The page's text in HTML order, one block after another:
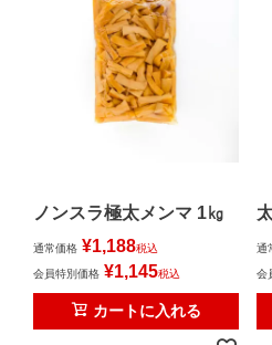
ノンスラ極太メンマ 1㎏
通常価格 ¥1,188税込
会員特別価格 ¥1,145税込
カートに入れる
通
会